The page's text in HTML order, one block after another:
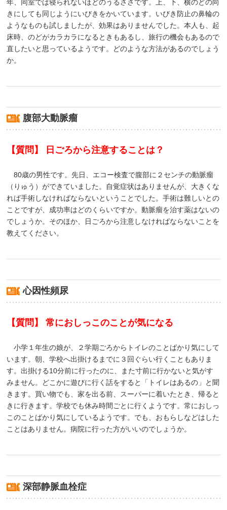
年、同室では寝られないほどのうるささです。上、下、横のどの向
きにしても同じようにいびきをかいています。いびき防止の鼻輪の
ようなものも試しましたが、効果はありませんでした。本人も、起
床時、のどがカラカラになるときもあるし、旅行の機会もあるので
直したいと思っているようです。どのような方法があるのでしょう
か。
腹部大動脈瘤
【質問】 日ごろから注意することは？
80歳の男性です。先日、エコー検査で腹部に２センチの動脈瘤
（りゅう）ができていました。自覚症状はありませんが、大きくな
れば手術しなければならないということでした。手術は難しいとの
ことですが、成功率はどのくらいですか。動脈瘤を治す薬はないの
でしょうか。そのほか、日ごろから注意しなければならないことを
教えてください。
心因性頻尿
【質問】 常におしっこのことが気になる
小学１年生の娘が、２学期ごろからトイレのことばかり気にして
います。朝、学校へ出掛けるまでに３回ぐらい行くこともありま
す。出掛ける10分前に行ったのに、また寸前に行かないと気がす
みません。どこかに遊びに行く話をすると「トイレはあるの」と聞
きます。買い物でも、家を出る前、スーパーに着いたとき、帰ると
きに行きます。学校でも休み時間ごとに行くようです。常におしっ
このことばかり気にしているようです。でも、おもらしなどはした
ことはありません。病院に行った方がいいのでしょうか。
深部静脈血栓症